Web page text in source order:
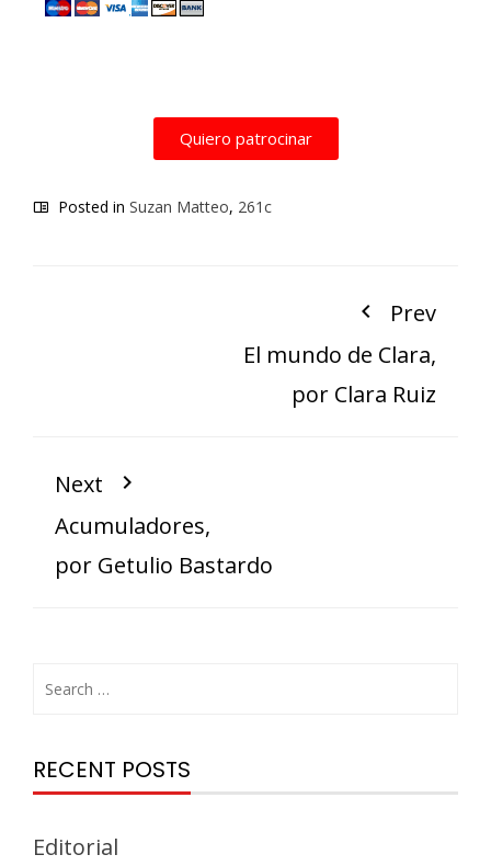
Quiero patrocinar
Posted in Suzan Matteo, 261c
Prev
El mundo de Clara,
por Clara Ruiz
Next
Acumuladores,
por Getulio Bastardo
RECENT POSTS
Editorial